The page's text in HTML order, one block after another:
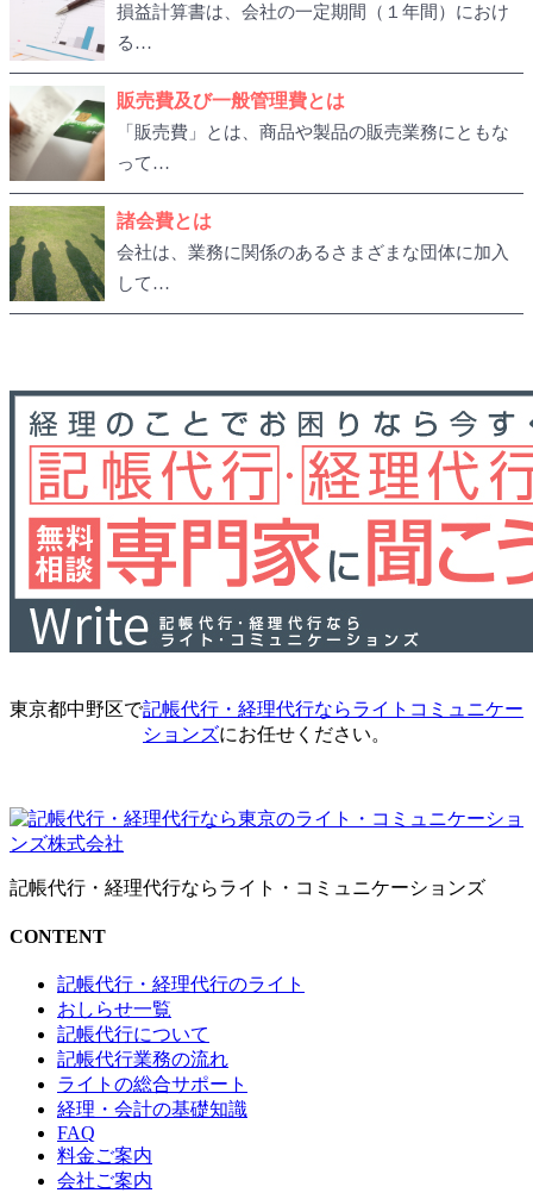
損益計算書は、会社の一定期間（１年間）におけ
る…
販売費及び一般管理費とは
「販売費」とは、商品や製品の販売業務にともな
って…
諸会費とは
会社は、業務に関係のあるさまざまな団体に加入
して…
東京都中野区で記帳代行・経理代行ならライトコミュニケー
ションズにお任せください。
記帳代行・経理代行ならライト・コミュニケーションズ
CONTENT
記帳代行・経理代行のライト
おしらせ一覧
記帳代行について
記帳代行業務の流れ
ライトの総合サポート
経理・会計の基礎知識
FAQ
料金ご案内
会社ご案内